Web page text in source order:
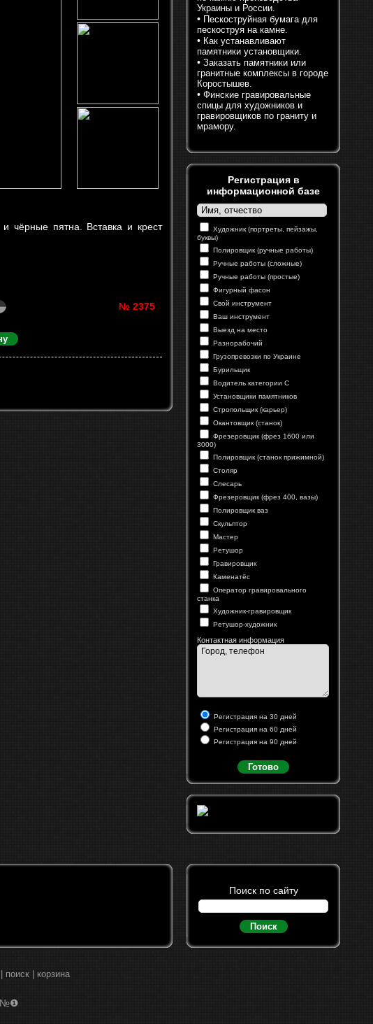
чёрные пятна. Вставка и крест
№ 2375
Украины и России.
• Пескоструйная бумага для
пескоструя на камне.
• Как устанавливают
памятники установщики.
• Заказать памятники или
гранитные комплексы в городе
Коростышев.
• Финские гравировальные
спицы для художников и
гравировщиков по граниту и
мрамору.
Регистрация в
информационной базе
Художник (портреты, пейзажы,
буквы)
Полировщик (ручные работы)
Ручные работы (сложные)
Ручные работы (простые)
Фигурный фасон
Свой инструмент
Ваш инструмент
Выезд на место
Разнорабочий
Грузопревозки по Украине
Бурильщик
Водитель категории С
Установщики памятников
Стропольщик (карьер)
Окантовщик (станок)
Фрезеровщик (фрез 1600 или
3000)
Полировщик (станок прижимной)
Столяр
Слесарь
Фрезеровщик (фрез 400, вазы)
Полировщик ваз
Скульптор
Мастер
Ретушор
Гравировщик
Каменатёс
Оператор гравировального
станка
Художник-гравировщик
Ретушор-художник
Контактная информация
Регистрация на 30 дней
Регистрация на 60 дней
Регистрация на 90 дней
Готово
Поиск по сайту
Поиск
поиск корзина
№❶